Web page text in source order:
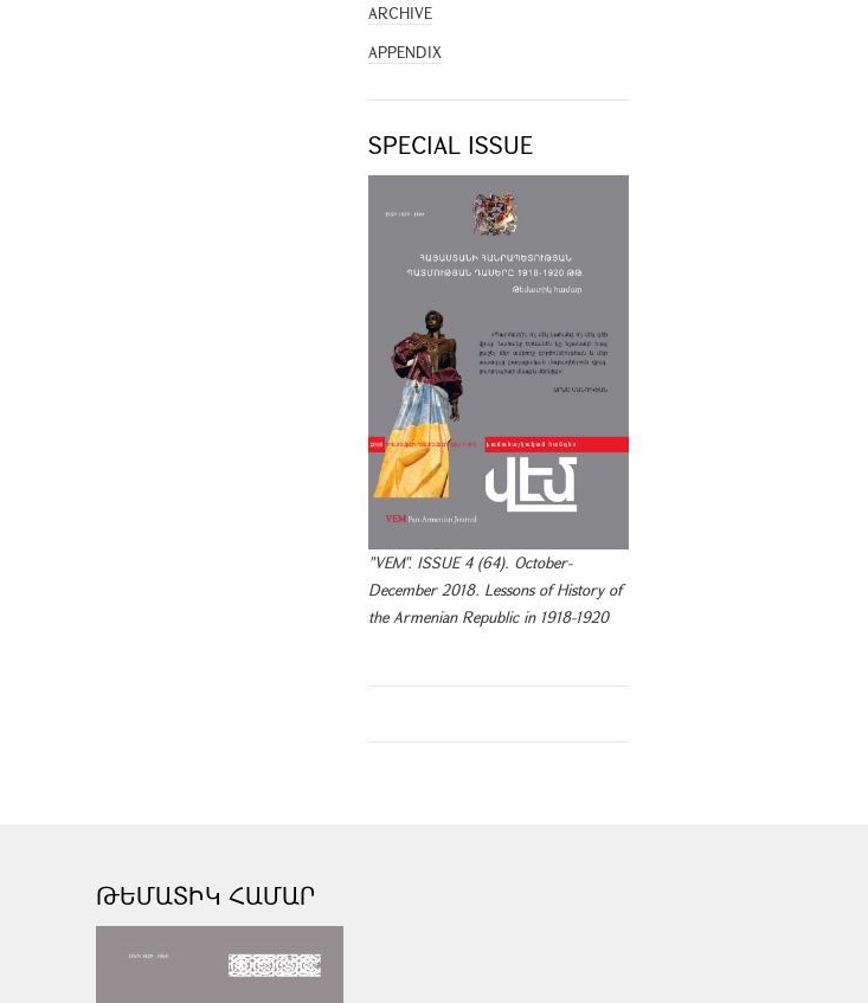
ARCHIVE
APPENDIX
SPECIAL ISSUE
"VEM". ISSUE 4 (64). October-
December 2018. Lessons of History of
the Armenian Republic in 1918-1920
ԹԵՄԱՏԻԿ ՀԱՄԱՐ